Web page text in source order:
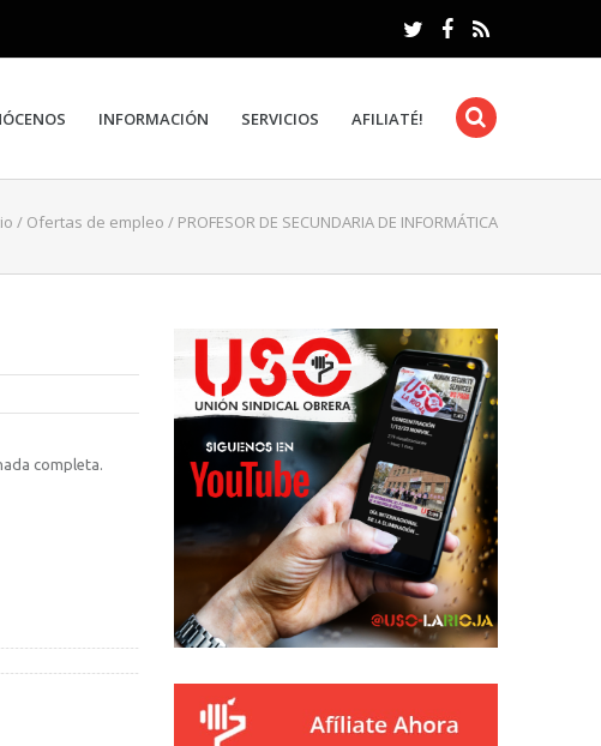
INFORMACIÓN SERVICIOS AFILIATÉ!
/ Ofertas de empleo / PROFESOR DE SECUNDARIA DE INFORMÁTICA
completa.